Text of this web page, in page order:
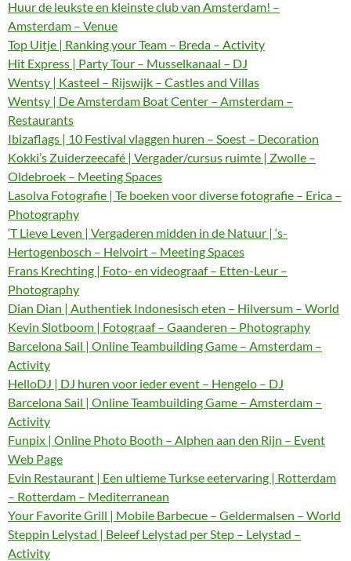
Huur de leukste en kleinste club van Amsterdam! –
Amsterdam – Venue
Top Uitje | Ranking your Team – Breda – Activity
Hit Express | Party Tour – Musselkanaal – DJ
Wentsy | Kasteel – Rijswijk – Castles and Villas
Wentsy | De Amsterdam Boat Center – Amsterdam –
Restaurants
Ibizaflags | 10 Festival vlaggen huren – Soest – Decoration
Kokki’s Zuiderzeecafé | Vergader/cursus ruimte | Zwolle –
Oldebroek – Meeting Spaces
Lasolva Fotografie | Te boeken voor diverse fotografie – Erica –
Photography
‘T Lieve Leven | Vergaderen midden in de Natuur | ‘s-
Hertogenbosch – Helvoirt – Meeting Spaces
Frans Krechting | Foto- en videograaf – Etten-Leur –
Photography
Dian Dian | Authentiek Indonesisch eten – Hilversum – World
Kevin Slotboom | Fotograaf – Gaanderen – Photography
Barcelona Sail | Online Teambuilding Game – Amsterdam –
Activity
HelloDJ | DJ huren voor ieder event – Hengelo – DJ
Barcelona Sail | Online Teambuilding Game – Amsterdam –
Activity
Funpix | Online Photo Booth – Alphen aan den Rijn – Event
Web Page
Evin Restaurant | Een ultieme Turkse eetervaring | Rotterdam
– Rotterdam – Mediterranean
Your Favorite Grill | Mobile Barbecue – Geldermalsen – World
Steppin Lelystad | Beleef Lelystad per Step – Lelystad –
Activity